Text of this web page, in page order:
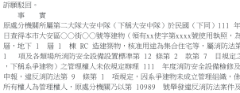
訴願駁回。
事 實
原處分機關所屬第二大隊大安中隊（下稱大安中隊）於民國（下同）111
日查得本市大安區○○街○○號等建物（領有xx使字第xxxx號使用執照，
層，地下 1 層 1 棟 RC 造建築物，核准用途為集合住宅等，屬消防
1 項及各類場所消防安全設備設置標準第 12 條第 2 款第 7 目規定
，下稱系爭建物）之管理權人未依規定辦理 111 年度消防安全設備檢修
申報，違反消防法第 9 條第 1 項規定，因系爭建物未成立管理組織，
所有權人為管理權人，原處分機關乃以第 10989 號舉發違反消防法案件